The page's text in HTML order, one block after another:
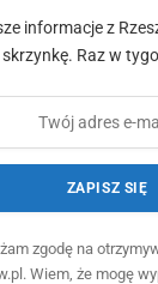
informacje z
Raz w
zgodę na
Wiem, że mogę